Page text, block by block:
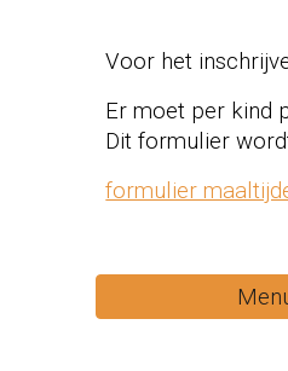
Voor het
Er moet per kind
Dit formulier
formulier